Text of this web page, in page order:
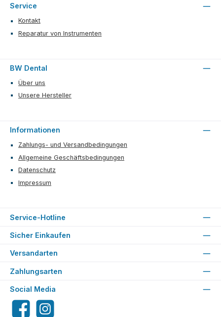
Service
Kontakt
Reparatur von Instrumenten
BW Dental
Über uns
Unsere Hersteller
Informationen
Zahlungs- und Versandbedingungen
Allgemeine Geschäftsbedingungen
Datenschutz
Impressum
Service-Hotline
Sicher Einkaufen
Versandarten
Zahlungsarten
Social Media
FacebookInstagram